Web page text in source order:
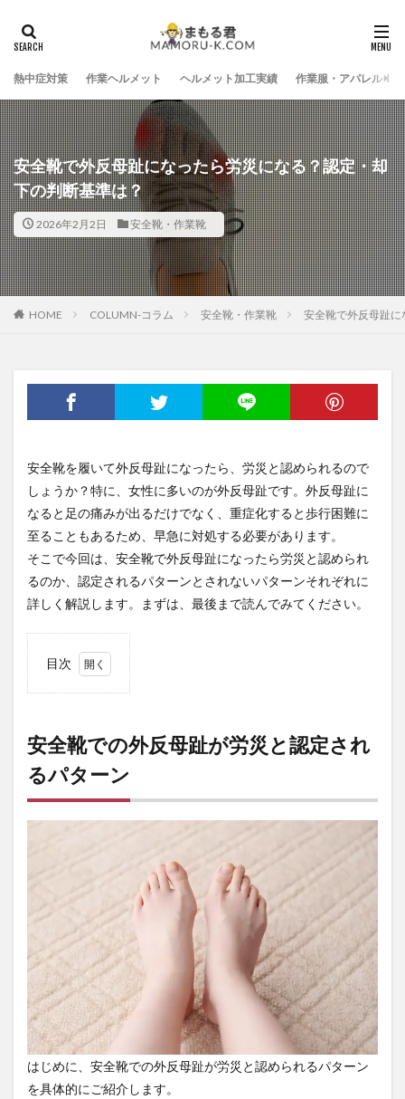
熱中症対策 作業ヘルメット ヘルメット加工実績 作業服・アパレル
安全靴で外反母趾になったら労災になる？認定・却
下の判断基準は？
2026年2月2日 安全靴・作業靴
HOME COLUMN-コラム 安全靴・作業靴 安全靴で外反母趾
安全靴を履いて外反母趾になったら、労災と認められるので
しょうか？特に、女性に多いのが外反母趾です。外反母趾に
なると足の痛みが出るだけでなく、重症化すると歩行困難に
至ることもあるため、早急に対処する必要があります。
そこで今回は、安全靴で外反母趾になったら労災と認められ
るのか、認定されるパターンとされないパターンそれぞれに
詳しく解説します。まずは、最後まで読んでみてください。
目次
の外
反母
趾が
労災
と認
定さ
上安
全靴
を履
くこ
とが
義務
付け
られ
てい
た
安全靴での外反母趾が労災と認定され
るパターン
はじめに、安全靴での外反母趾が労災と認められるパターン
を具体的にご紹介します。